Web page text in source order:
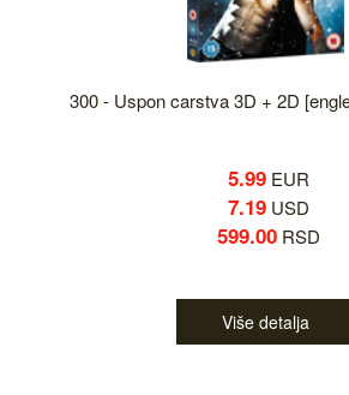
300 - Uspon carstva 3D + 2D
5.99 EUR
7.19 USD
599.00 RSD
Više detalja